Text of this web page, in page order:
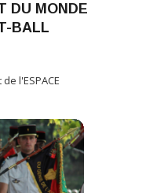
DU MONDE
BALL
l'ESPACE